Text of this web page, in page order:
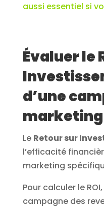
aussi essentiel si
Évaluer le
d’une
marketing
Le Retour sur
l’efficacité
marketing
Pour calculer le
campagne des